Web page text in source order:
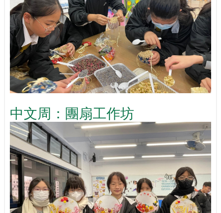
中文周：團扇工作坊